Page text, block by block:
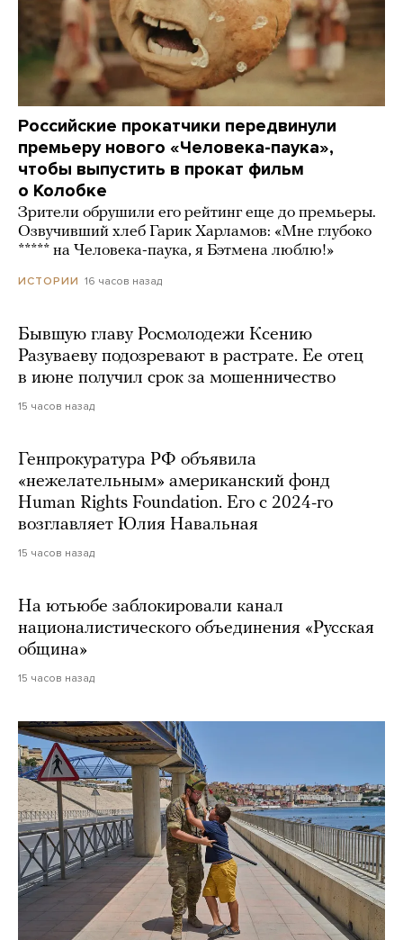
Российские прокатчики передвинули
премьеру нового «Человека-паука»,
чтобы выпустить в прокат фильм
о Колобке
Зрители обрушили его рейтинг еще до премьеры.
Озвучивший хлеб Гарик Харламов: «Мне глубоко
***** на Человека-паука, я Бэтмена люблю!»
ИСТОРИИ 16 часов назад
Бывшую главу Росмолодежи Ксению
Разуваеву подозревают в растрате. Ее отец
в июне получил срок за мошенничество
15 часов назад
Генпрокуратура РФ объявила
«нежелательным» американский фонд
Human Rights Foundation. Его с 2024-го
возглавляет Юлия Навальная
15 часов назад
На ютьюбе заблокировали канал
националистического объединения «Русская
община»
15 часов назад